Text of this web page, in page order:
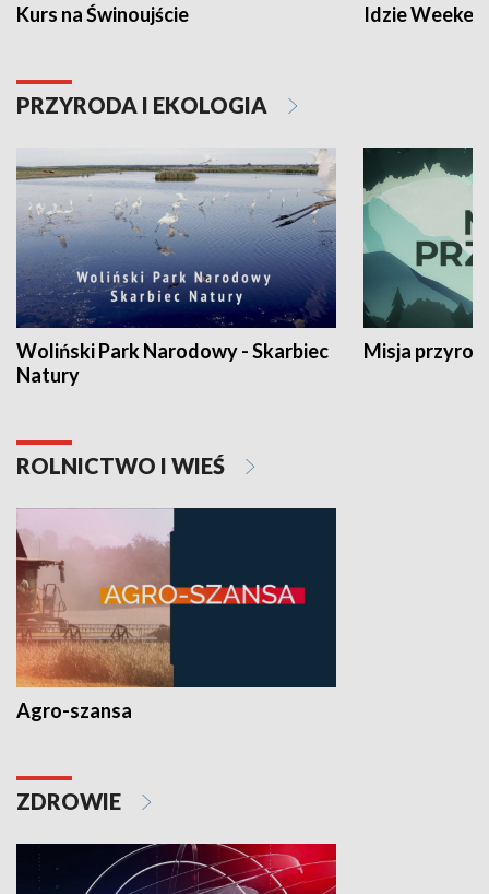
Kurs na Świnoujście Idzie
PRZYRODA I EKOLOGIA
Woliński Park Narodowy - Skarbiec
Natury
Misja
ROLNICTWO I WIEŚ
Agro-szansa
ZDROWIE